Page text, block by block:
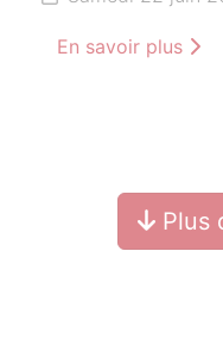
En savoir plus
Plus